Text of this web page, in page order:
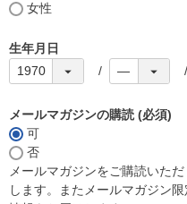
女性
生年月日
メールマガジンの購読 (必須)
可
否
メールマガジンをご購読いた
します。またメールマガジン